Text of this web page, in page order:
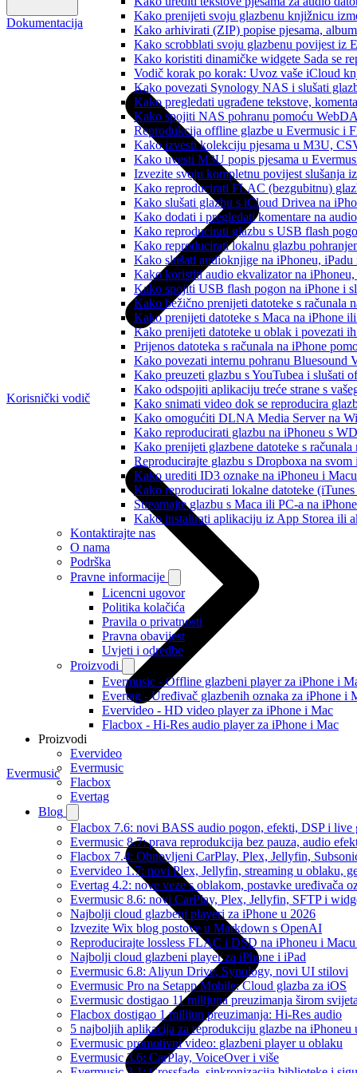
Kako prenijeti svoju glazbenu knjižnicu
Kako arhivirati (ZIP) popise pjesama,
Kako scrobblati svoju glazbenu povijest iz
Kako koristiti dinamičke widgete Sada se
Vodič korak po korak: Uvoz vaše iCloud
Kako povezati Synology NAS i slušati
Kako pregledati ugrađene tekstove,
Kako spojiti NAS pohranu pomoću
Reprodukcija offline glazbe u Evermusic i
Kako izvesti kolekciju pjesama u M3U,
Kako uvesti M3U popis pjesama u
Izvezite svoju kompletnu povijest slušanja
Kako reproducirati FLAC (bezgubitnu)
Kako slušati glazbu s iCloud Drivea na
Kako dodati i pregledati komentare na
Kako reproducirati glazbu s USB flash
Kako reproducirati lokalnu glazbu
Kako slušati audioknjige na iPhoneu,
Kako koristiti audio ekvalizator na
Kako spojiti USB flash pogon na iPhone i
Kako bežično prenijeti datoteke s računala
Kako prenijeti datoteke s Maca na iPhone
Kako prenijeti datoteke u oblak i povezati
Prijenos datoteka s računala na iPhone
Kako povezati internu pohranu Bluesound
Kako preuzeti glazbu s YouTubea i slušati
Kako odspojiti aplikaciju treće strane s
Kako snimati video dok se reproducira
Kako omogućiti DLNA Media Server na
Kako reproducirati glazbu na iPhoneu s
Kako prenijeti glazbene datoteke s
Reproducirajte glazbu s Dropboxa na
Kako urediti ID3 oznake na iPhoneu i Macu
Kako reproducirati lokalne datoteke
Streamajte glazbu s Maca ili PC-a na
Kako instalirati aplikaciju iz App Storea ili
Kontaktirajte nas
O nama
Podrška
Pravne informacije
Licencni ugovor
Politika kolačića
Pravila o privatnosti
Pravna obavijest
Uvjeti i odredbe
Proizvodi
Evermusic - Offline glazbeni player za iPhone i
Evertag - Uređivač glazbenih oznaka za iPhone i
Evervideo - HD video player za iPhone i Mac
Flacbox - Hi-Res audio player za iPhone i Mac
Proizvodi
Evervideo
Evermusic
Flacbox
Evertag
Blog
Flacbox 7.6: novi BASS audio pogon, efekti, DSP i live
Evermusic 8.7: prava reprodukcija bez pauza, audio
Flacbox 7.4: Obnovljeni CarPlay, Plex, Jellyfin,
Evervideo 1.7: novi Plex, Jellyfin, streaming u oblaku,
Evertag 4.2: nove veze s oblakom, postavke uređivača
Evermusic 8.6: novi CarPlay, Plex, Jellyfin, SFTP i
Najbolji cloud glazbeni playeri za iPhone u 2026
Izvezite Wix blog postove u Markdown s OpenAI
Reproducirajte lossless FLAC i DSD na iPhoneu i
Najbolji cloud glazbeni player za iPhone i iPad
Evermusic 6.8: Aliyun Drive, Synology, novi UI stilovi
Evermusic Pro na Setapp Mobile: Cloud glazba za iOS
Evermusic dostigao 11 milijuna preuzimanja širom
Flacbox dostigao 1 milijun preuzimanja: Hi-Res audio
5 najboljih aplikacija za reprodukciju glazbe na iPhoneu
Evermusic promotivni video: glazbeni player u oblaku
Evermusic 3.6: CarPlay, VoiceOver i više
Dokumentacija
Korisnički vodič
Evermusic